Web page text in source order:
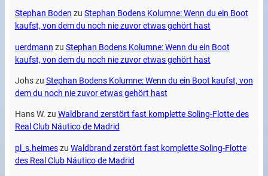
Stephan Boden zu Stephan Bodens Kolumne: Wenn du ein Boot
kaufst, von dem du noch nie zuvor etwas gehört hast
uerdmann zu Stephan Bodens Kolumne: Wenn du ein Boot
kaufst, von dem du noch nie zuvor etwas gehört hast
Johszu Stephan Bodens Kolumne: Wenn du ein Boot kaufst, von
dem du noch nie zuvor etwas gehört hast
Hans W. zu Waldbrand zerstört fast komplette Soling-Flotte des
Real Club Náutico de Madrid
pl_s.heimeszu Waldbrand zerstört fast komplette Soling-Flotte
des Real Club Náutico de Madrid